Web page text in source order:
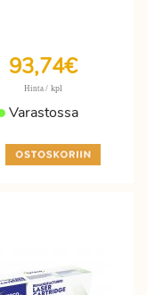
93,74€
Hinta / kpl
Varastossa